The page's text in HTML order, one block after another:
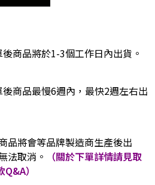
商品將於1-3個工作日內出貨。
商品最慢6週內，最快2週左右出
將會等品牌製造商生產後出
法取消。
（關於下單詳情請見取
）